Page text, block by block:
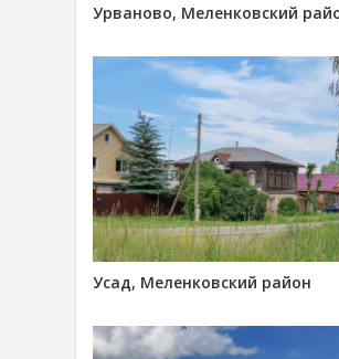
Урваново, Меленковский
Усад, Меленковский район